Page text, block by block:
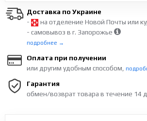
Доставка по Украине
-
на отделение Новой Почты или
- самовывоз в г. Запорожье
подробнее →
Оплата при получении
или другим удобным способом,
Гарантия
обмен/возврат товара в течение 14